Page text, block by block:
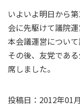
いよいよ明日から
会に先駆けて議院
本会議運営について
その後、友党であ
席しました。
投稿日：2012年01